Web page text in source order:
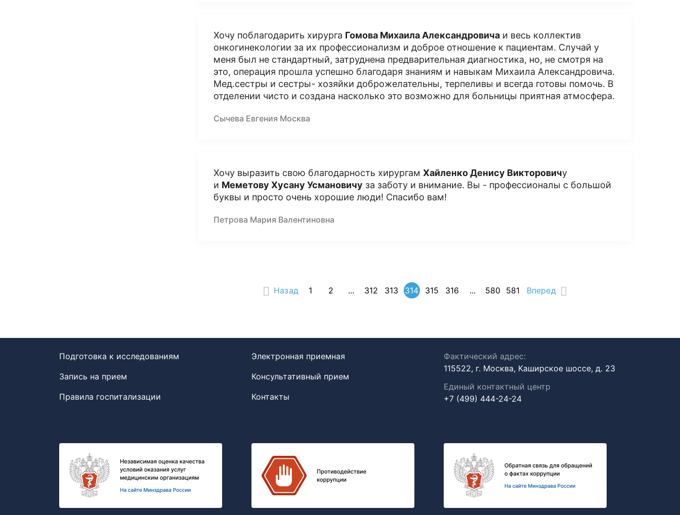
Хочу поблагодарить хирурга Гомова Михаила Александровичаи весь коллектив
онкогинекологии за их профессионализм и доброе отношение к пациентам. Случай у
меня был не стандартный, затруднена предварительная диагностика, но, не смотря на
это, операция прошла успешно благодаря знаниям и навыкам Михаила Александровича.
Мед.сестры и сестры- хозяйки доброжелательны, терпеливы и всегда готовы помочь. В
отделении чисто и создана насколько это возможно для больницы приятная атмосфера.
Сычева Евгения Москва
Хочу выразить свою благодарность хирургам Хайленко Денису Викторовичу
и Меметову Хусану Усмановичу за заботу и внимание. Вы - профессионалы с большой
буквы и просто очень хорошие люди! Спасибо вам!
Петрова Мария Валентиновна
Назад 1 2 ... 312 313 314 315 316 ... 580 581 Вперед
Подготовка к исследованиям
Запись на прием
Правила госпитализации
Электронная приемная
Консультативный прием
Контакты
Фактический адрес:
115522, г. Москва, Каширское шоссе, д. 23
Единый контактный центр
+7 (499) 444-24-24